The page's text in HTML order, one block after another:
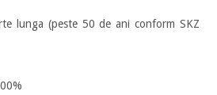
lunga (peste 50 de ani conform SKZ